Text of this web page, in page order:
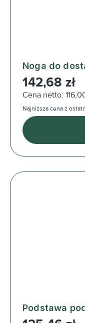
Noga do
Cena regularna:
142,68 zł
Cena netto:
Najniższa cena z
Podstawa
Cena regularna: